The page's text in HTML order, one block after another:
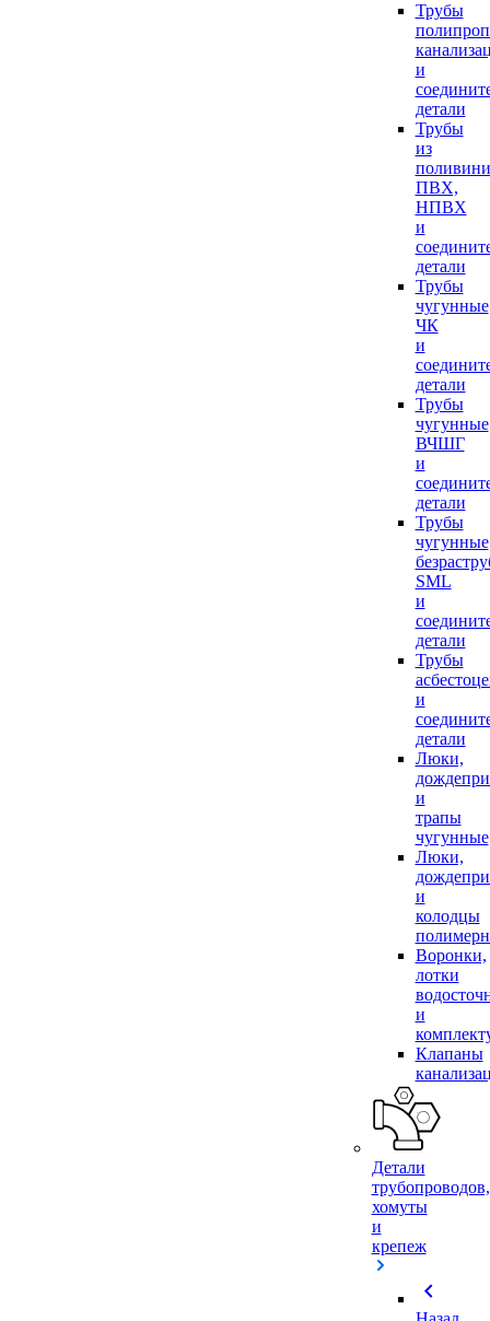
Трубы
и
детали
Трубы
из
ПВХ,
НПВХ
и
детали
Трубы
чугунные
ЧК
и
детали
Трубы
чугунные
ВЧШГ
и
детали
Трубы
чугунные
SML
и
детали
Трубы
и
детали
Люки,
и
трапы
чугунные
Люки,
и
колодцы
Воронки,
лотки
и
Клапаны
Детали
трубопроводов,
хомуты
и
крепеж
chevron_left